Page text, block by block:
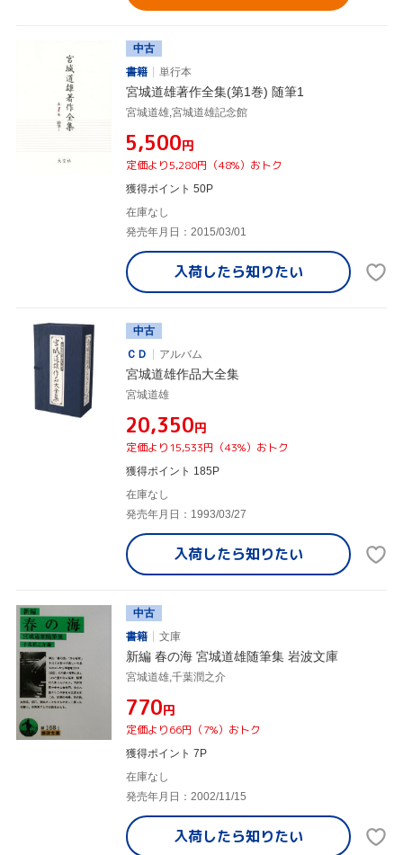
中古
書籍
単行本
宮城道雄著作全集(第1巻) 随筆1
宮城道雄,宮城道雄記念館
¥5,500円
定価より5,280円（48%）おトク
獲得ポイント 50P
在庫なし
発売年月日：2015/03/01
入荷したら知りたい
中古
ＣＤ
アルバム
宮城道雄作品大全集
宮城道雄
¥20,350円
定価より15,533円（43%）おトク
獲得ポイント 185P
在庫なし
発売年月日：1993/03/27
入荷したら知りたい
中古
書籍
文庫
新編 春の海 宮城道雄随筆集 岩波文庫
宮城道雄,千葉潤之介
¥770円
定価より66円（7%）おトク
獲得ポイント 7P
在庫なし
発売年月日：2002/11/15
入荷したら知りたい